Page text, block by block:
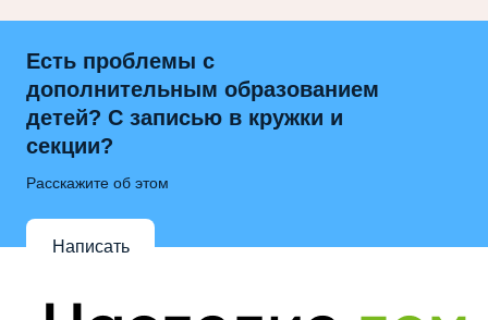
Есть проблемы с
дополнительным образованием
детей? С записью в кружки и
секции?
Расскажите об этом
Написать